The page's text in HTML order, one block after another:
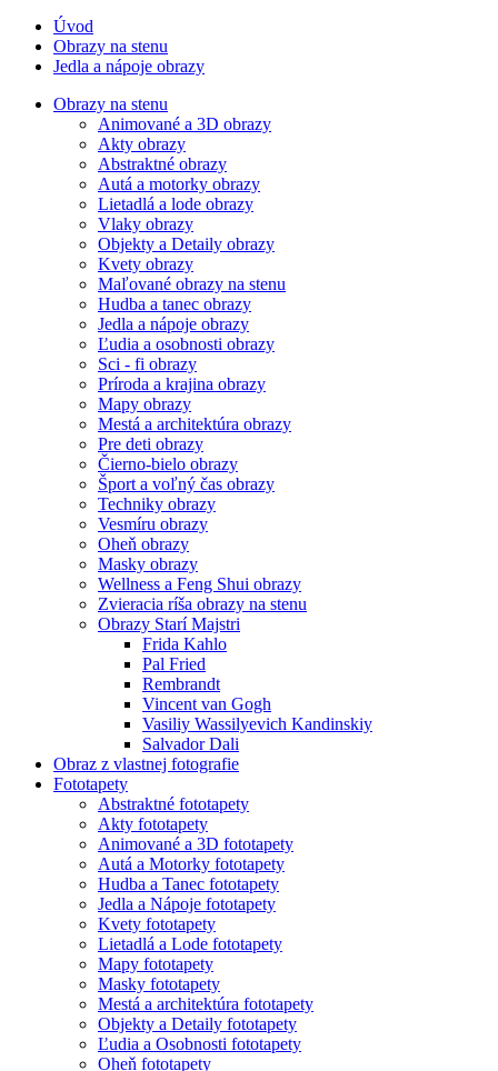
Úvod
Obrazy na stenu
Jedla a nápoje obrazy
Obrazy na stenu
Animované a 3D obrazy
Akty obrazy
Abstraktné obrazy
Autá a motorky obrazy
Lietadlá a lode obrazy
Vlaky obrazy
Objekty a Detaily obrazy
Kvety obrazy
Maľované obrazy na stenu
Hudba a tanec obrazy
Jedla a nápoje obrazy
Ľudia a osobnosti obrazy
Sci - fi obrazy
Príroda a krajina obrazy
Mapy obrazy
Mestá a architektúra obrazy
Pre deti obrazy
Čierno-bielo obrazy
Šport a voľný čas obrazy
Techniky obrazy
Vesmíru obrazy
Oheň obrazy
Masky obrazy
Wellness a Feng Shui obrazy
Zvieracia ríša obrazy na stenu
Obrazy Starí Majstri
Frida Kahlo
Pal Fried
Rembrandt
Vincent van Gogh
Vasiliy Wassilyevich Kandinskiy
Salvador Dali
Obraz z vlastnej fotografie
Fototapety
Abstraktné fototapety
Akty fototapety
Animované a 3D fototapety
Autá a Motorky fototapety
Hudba a Tanec fototapety
Jedla a Nápoje fototapety
Kvety fototapety
Lietadlá a Lode fototapety
Mapy fototapety
Masky fototapety
Mestá a architektúra fototapety
Objekty a Detaily fototapety
Ľudia a Osobnosti fototapety
Oheň fototapety